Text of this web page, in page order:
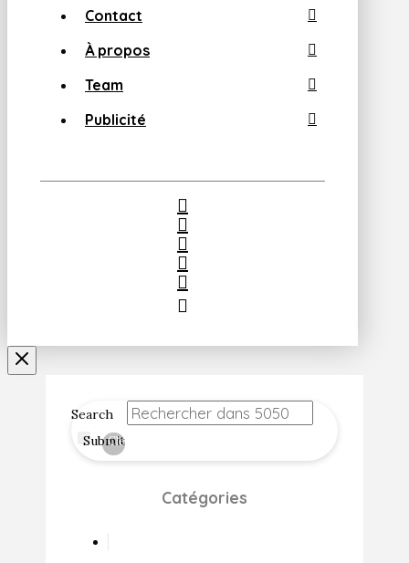
Contact
À propos
Team
Publicité
Search
Submit
Clear
Catégories